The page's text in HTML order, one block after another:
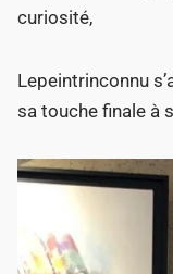
curiosité,
Lepeintrinconnu
sa touche finale à